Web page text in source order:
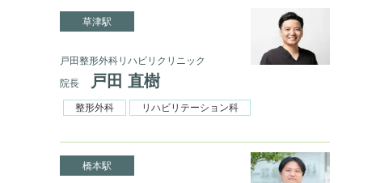
草津駅
戸田整形外科リハビリクリニック
院長
戸田 直樹
整形外科 リハビリテーション科
橋本駅